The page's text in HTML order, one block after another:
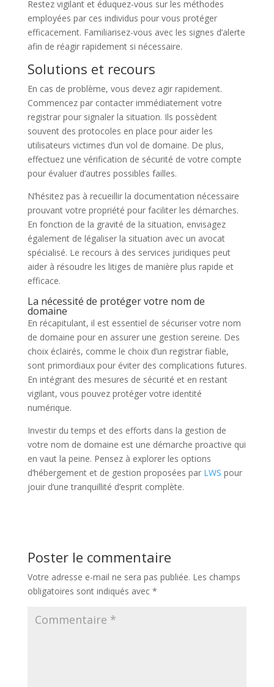
Restez vigilant et éduquez-vous sur les méthodes
employées par ces individus pour vous protéger
efficacement. Familiarisez-vous avec les signes d’alerte
afin de réagir rapidement si nécessaire.
Solutions et recours
En cas de problème, vous devez agir rapidement.
Commencez par contacter immédiatement votre
registrar pour signaler la situation. Ils possèdent
souvent des protocoles en place pour aider les
utilisateurs victimes d’un vol de domaine. De plus,
effectuez une vérification de sécurité de votre compte
pour évaluer d’autres possibles failles.
N’hésitez pas à recueillir la documentation nécessaire
prouvant votre propriété pour faciliter les démarches.
En fonction de la gravité de la situation, envisagez
également de légaliser la situation avec un avocat
spécialisé. Le recours à des services juridiques peut
aider à résoudre les litiges de manière plus rapide et
efficace.
La nécessité de protéger votre nom de
domaine
En récapitulant, il est essentiel de sécuriser votre nom
de domaine pour en assurer une gestion sereine. Des
choix éclairés, comme le choix d’un registrar fiable,
sont primordiaux pour éviter des complications futures.
En intégrant des mesures de sécurité et en restant
vigilant, vous pouvez protéger votre identité
numérique.
Investir du temps et des efforts dans la gestion de
votre nom de domaine est une démarche proactive qui
en vaut la peine. Pensez à explorer les options
d’hébergement et de gestion proposées par LWS pour
jouir d’une tranquillité d’esprit complète.
Poster le commentaire
Votre adresse e-mail ne sera pas publiée. Les champs
obligatoires sont indiqués avec *